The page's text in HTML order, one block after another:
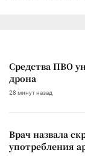
Средства ПВО
дрона
28 минут назад
Врач назвала
употребления